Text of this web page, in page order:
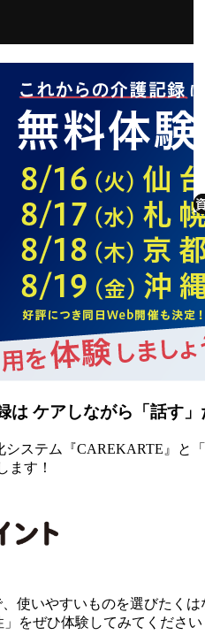
は ケアしながら「話す」
ステム『CAREKARTE』と
ます！
使いやすいものを選びたくは
をぜひ体験してみてください